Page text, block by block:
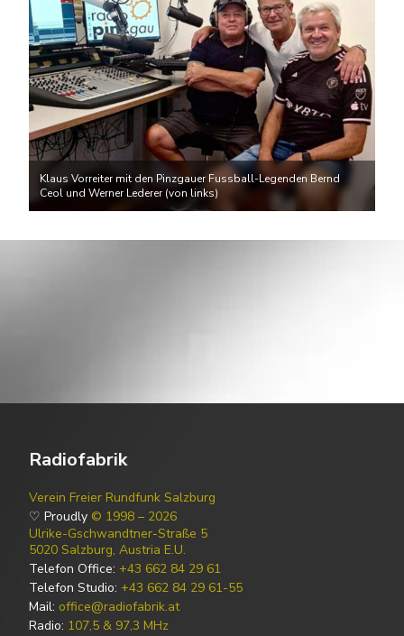
Klaus Vorreiter mit den Pinzgauer Fussball-Legenden Bernd
Ceol und Werner Lederer (von links)
Radiofabrik
Verein Freier Rundfunk Salzburg
♡ Proudly © 1998 – 2026
Ulrike-Gschwandtner-Straße 5
5020 Salzburg, Austria E.U.
Telefon Office: +43 662 84 29 61
Telefon Studio: +43 662 84 29 61-55
Mail: office@radiofabrik.at
Radio: 107,5 & 97,3 MHz